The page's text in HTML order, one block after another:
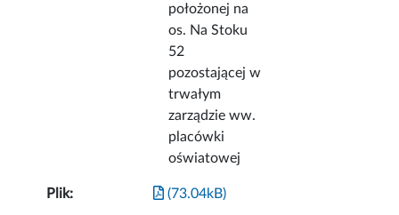
położonej na
os. Na Stoku
52
pozostającej w
trwałym
zarządzie ww.
placówki
oświatowej
Plik: (73.04kB)